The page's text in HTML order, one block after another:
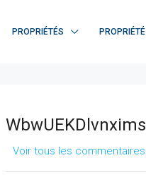
PROPRIÉTÉS PROPRIÉTÉ
WbwUEKDlvnxims
Voir tous les commentaires